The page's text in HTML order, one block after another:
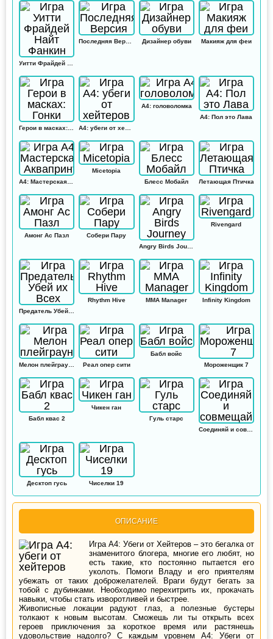
ОПИСАНИЕ
Игра А4: Убеги от Хейтеров – это бегалка от
знаменитого блогера, многие его любят, но
есть такие, кто постоянно пытается его
уколоть. Помоги Владу и его приятелям
убежать от таких доброжелателей. Враги будут бегать за
тобой с дубинками. Необходимо перехитрить их, прокачать
навыки, чтобы стать изворотливей и быстрее.
Живописные локации радуют глаз, а полезные бустеры
толкают к новым высотам. Сможешь ли ты открыть всех
героев приключения за короткое время или растянешь
удовольствие надолго? С каждым уровнем А4: Убеги от
Дизайнер обуви Макияж для феи
А4: головоломка
А4: Пол это Лава
Micetopia
Блесс Мобайл
Летающая Птичка
Амонг Ас Пазл
Собери Пару
Angry Birds Journey
Rivengard
Rhythm Hive MMA Manager Infinity Kingdom
Реал опер сити
Бабл войс
Мороженщик 7
Бабл квас 2
Чикен ган
Гуль старс
Соединяй и совмещай
Десктоп гусь Чиселки 19